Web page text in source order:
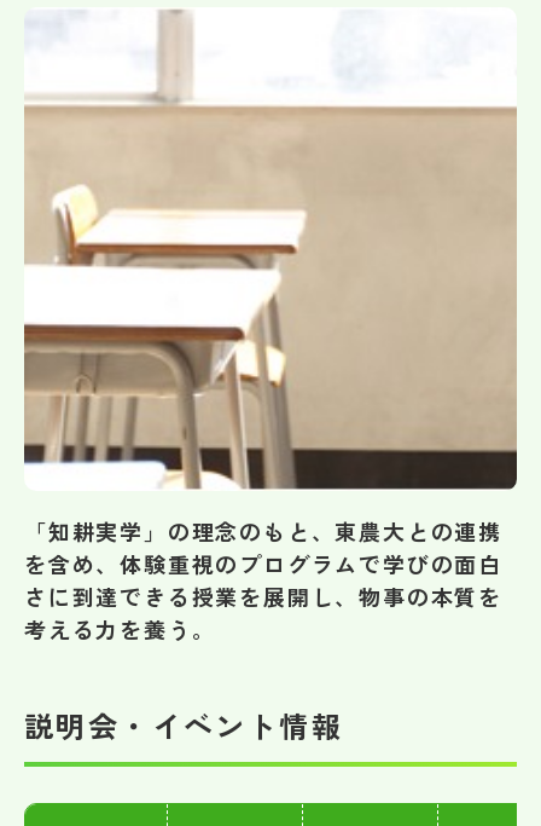
帰国生受験情報
説明会・イベント情報
よみもの
学校からのお知らせ
学校HP最新情報
特集
NettyLandかわら版
その他
お問い合わせ
サイトマップ
「知耕実学」の理念のもと、東農大との連携
を含め、体験重視のプログラムで学びの面白
さに到達できる授業を展開し、物事の本質を
考える力を養う。
説明会・イベント情報